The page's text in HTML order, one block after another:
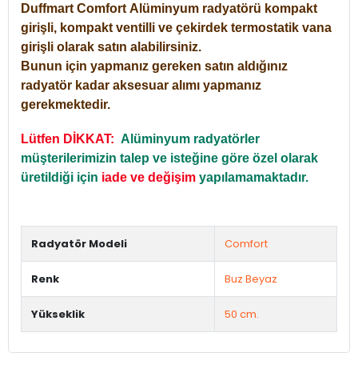
Duffmart Comfort Alüminyum radyatörü kompakt
girişli, kompakt ventilli ve çekirdek termostatik vana
girişli olarak satın alabilirsiniz.
Bunun için yapmanız gereken satın aldığınız
radyatör kadar aksesuar alımı yapmanız
gerekmektedir.
Lütfen DİKKAT: Alüminyum radyatörler
müşterilerimizin talep ve isteğine göre özel olarak
üretildiği için iade ve değişim yapılamamaktadır.
Radyatör Modeli Comfort
Renk Buz Beyaz
Yükseklik 50 cm.